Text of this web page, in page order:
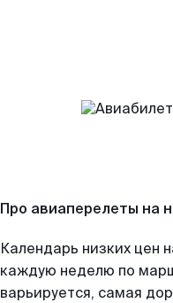
Про авиаперелеты на
Календарь низких цен
каждую неделю по
варьируется, самая